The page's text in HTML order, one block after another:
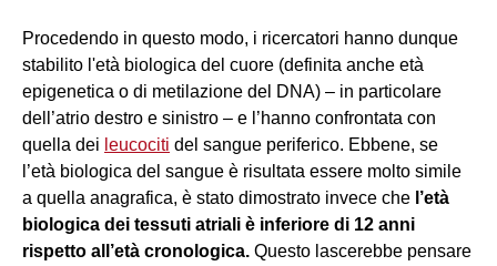
Procedendo in questo modo, i ricercatori hanno dunque
stabilito l'età biologica del cuore (definita anche età
epigenetica o di metilazione del DNA) – in particolare
dell’atrio destro e sinistro – e l’hanno confrontata con
quella dei leucociti del sangue periferico. Ebbene, se
l’età biologica del sangue è risultata essere molto simile
a quella anagrafica, è stato dimostrato invece che l’età
biologica dei tessuti atriali è inferiore di 12 anni
rispetto all’età cronologica. Questo lascerebbe pensare